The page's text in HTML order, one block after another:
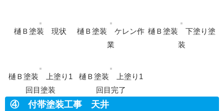
樋Ｂ塗装 現状
樋Ｂ塗装 ケレン作
業
樋Ｂ塗装 下塗り塗
装
樋Ｂ塗装 上塗り1
回目塗装
樋Ｂ塗装 上塗り1
回目完了
④ 付帯塗装工事 天井